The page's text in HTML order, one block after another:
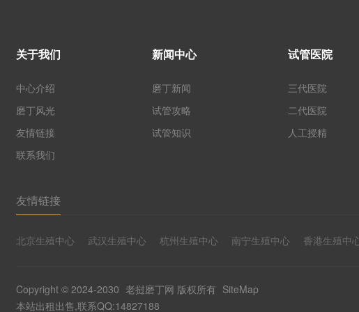
关于我们
中心介绍
磨丁风光
友情链接
联系我们
新闻中心
磨丁新闻
试管攻略
试管知识
试管医院
三代医院
二代医院
人工授精
友情链接
北京生殖中心 武汉生殖中心 杭州生殖中心 南宁生殖中心 香港生殖中
Copyright © 2024-2030 老挝磨丁网 版权所有 SiteMap
本站出租出售,联系QQ:14827188